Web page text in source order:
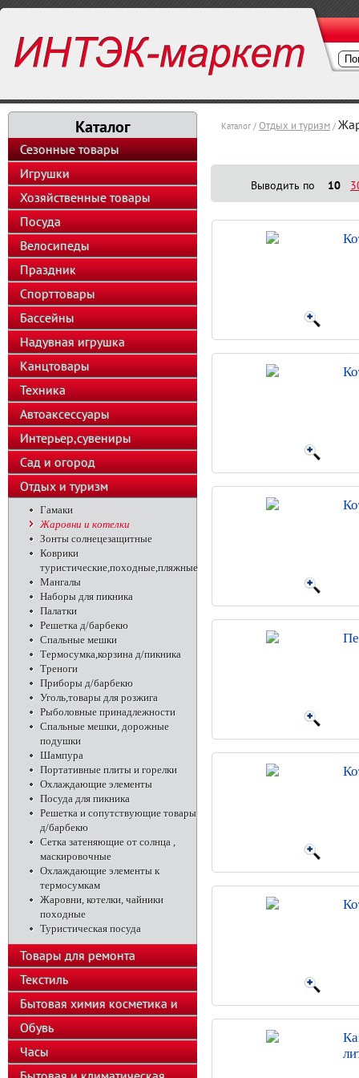
Каталог
Сезонные товары
Игрушки
Хозяйственные товары
Посуда
Велосипеды
Праздник
Спорттовары
Бассейны
Надувная игрушка
Канцтовары
Техника
Автоаксессуары
Интерьер,сувениры
Сад и огород
Отдых и туризм
Гамаки
Жаровни и котелки
Зонты солнецезащитные
Коврики
туристические,походные,пляжные
Мангалы
Наборы для пикника
Палатки
Решетка д/барбекю
Спальные мешки
Термосумка,корзина д/пикника
Треноги
Приборы д/барбекю
Уголь,товары для розжига
Рыболовные принадлежности
Спальные мешки, дорожные
подушки
Шампура
Портативные плиты и горелки
Охлаждающие элементы
Посуда для пикника
Решетка и сопутствующие товары
д/барбекю
Сетка затеняющие от солнца ,
маскировочные
Охлаждающие элементы к
термосумкам
Жаровни, котелки, чайники
походные
Туристическая посуда
Товары для ремонта
Текстиль
Бытовая химия косметика и
парфюмерия
Обувь
Часы
Каталог / Отдых и туризм /
Выводить по 10